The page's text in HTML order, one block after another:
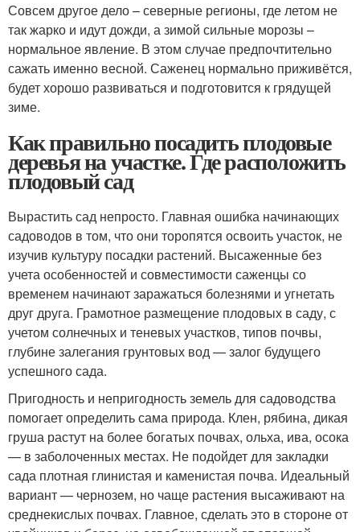
Совсем другое дело – северные регионы, где летом не
так жарко и идут дожди, а зимой сильные морозы –
нормальное явление. В этом случае предпочтительно
сажать именно весной. Саженец нормально приживётся,
будет хорошо развиваться и подготовится к грядущей
зиме.
Как правильно посадить плодовые
деревья на участке. Где расположить
плодовый сад
Вырастить сад непросто. Главная ошибка начинающих
садоводов в том, что они торопятся освоить участок, не
изучив культуру посадки растений. Высаженные без
учета особенностей и совместимости саженцы со
временем начинают заражаться болезнями и угнетать
друг друга. Грамотное размещение плодовых в саду, с
учетом солнечных и теневых участков, типов почвы,
глубине залегания грунтовых вод — залог будущего
успешного сада.
Пригодность и непригодность земель для садоводства
помогает определить сама природа. Клен, рябина, дикая
груша растут на более богатых почвах, ольха, ива, осока
— в заболоченных местах. Не подойдет для закладки
сада плотная глинистая и каменистая почва. Идеальный
вариант — чернозем, но чаще растения высаживают на
среднекислых почвах. Главное, сделать это в стороне от